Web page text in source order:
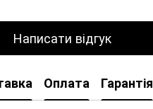
Написати відгук
Оплата Гарантія